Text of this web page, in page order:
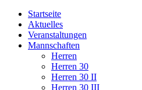
Startseite
Aktuelles
Veranstaltungen
Mannschaften
Herren
Herren 30
Herren 30 II
Herren 30 III